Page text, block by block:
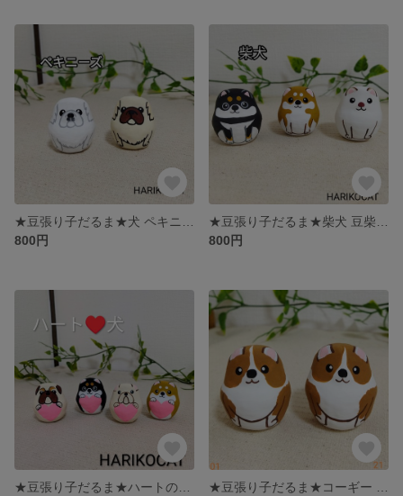
800円
800円